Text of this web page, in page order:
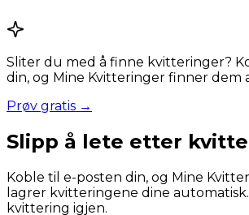
Sliter du med å finne kvitteringer?
din, og Mine Kvitteringer finner dem
Prøv gratis →
Slipp å lete etter
Koble til e-posten din, og Mine
lagrer kvitteringene dine
kvittering igjen.